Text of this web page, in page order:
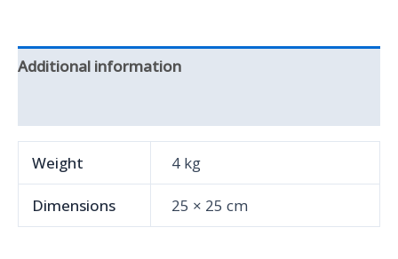
Additional information
Weight 4 kg
Dimensions 25 × 25 cm